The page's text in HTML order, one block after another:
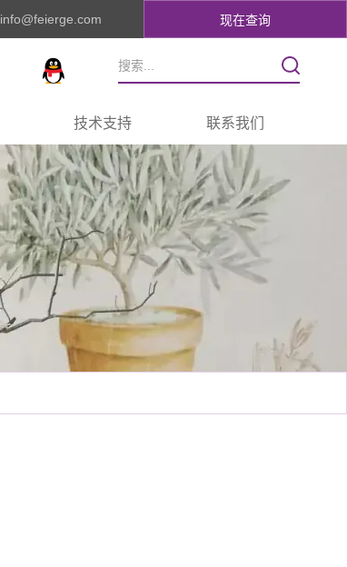
info@feierge.com 现在查询
技术支持 联系我们